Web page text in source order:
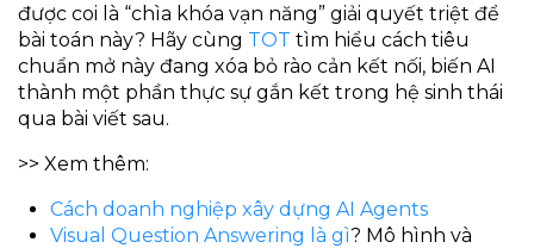
được coi là “chìa khóa vạn năng” giải quyết triệt để
bài toán này? Hãy cùng TOT tìm hiểu cách tiêu
chuẩn mở này đang xóa bỏ rào cản kết nối, biến AI
thành một phần thực sự gắn kết trong hệ sinh thái
qua bài viết sau.
>> Xem thêm:
Cách doanh nghiệp xây dựng AI Agents
Visual Question Answering là gì? Mô hình và